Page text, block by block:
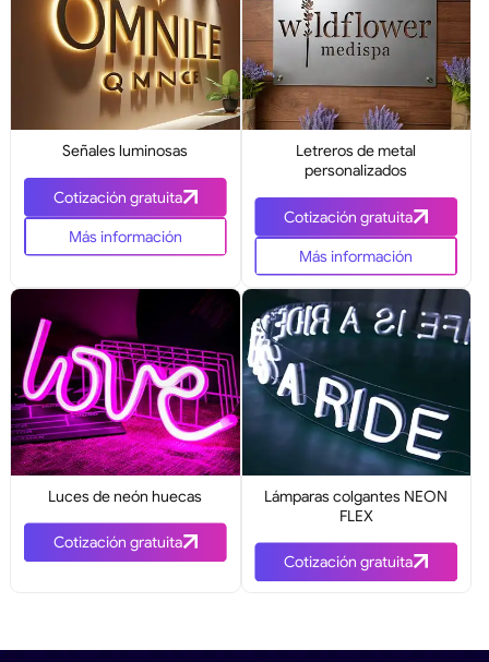
Señales luminosas
Cotización gratuita
Más información
Letreros de metal
personalizados
Cotización gratuita
Más información
Luces de neón huecas
Cotización gratuita
Lámparas colgantes NEON
FLEX
Cotización gratuita